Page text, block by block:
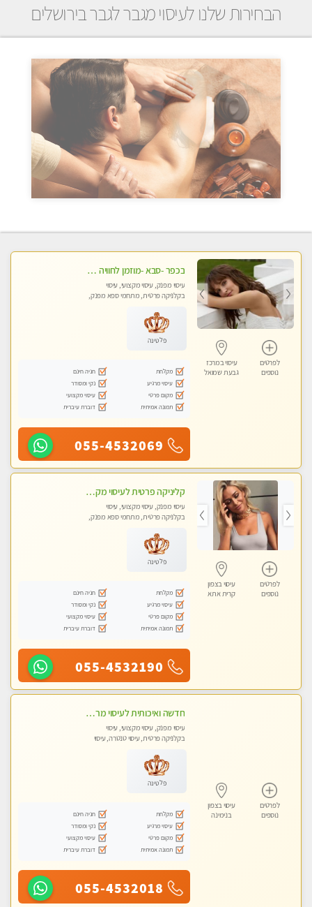
הבחירות שלנו לעיסוי מגבר לגבר בירושלים
לפרטים
נוספים
עיסוי במרכז
גבעת שמואל
בכפר -סבא -מוזמן לחוויה בלתי נשכחת!!!עיסוי מפנק ביותר מומלץ לחלוטין!!!
עיסוי מפנק, עיסוי מקצועי, עיסוי
בקלניקה פרטית, מתחמי ספא מפנק,
לנשים בלבד
פלטינה
מקלחת
חניה חינם
עיסוי מרגיע
נקי ומסודר
מקום פרטי
עיסוי מקצועי
תמונה אמיתית
דוברת עיברית
055-4532069
לפרטים
נוספים
עיסוי בצפון
קרית אתא
קליניקה פרטית לעיסוי מקצועי ואלטרנטיבי ברמה גבוהה VIP תתקשר ..... highly recommended..new in the city
עיסוי מפנק, עיסוי מקצועי, עיסוי
בקלניקה פרטית, מתחמי ספא מפנק,
טנטרה, עיסוי מגבר לגבר, עיסוי מגבר
לאישה
פלטינה
מקלחת
חניה חינם
עיסוי מרגיע
נקי ומסודר
מקום פרטי
עיסוי מקצועי
תמונה אמיתית
דוברת עיברית
055-4532190
לפרטים
נוספים
עיסוי בצפון
בנימינה
חדשה ואיכותית לעיסוי מרגיע ומפנק VIP-מומלץ לחלוטין! פרטי! ​​​​​​ Highly recommended
עיסוי מפנק, עיסוי מקצועי, עיסוי
בקלניקה פרטית, עיסוי טנטרה, עיסוי
פלטינה
מקלחת
חניה חינם
עיסוי מרגיע
נקי ומסודר
מקום פרטי
עיסוי מקצועי
תמונה אמיתית
דוברת עיברית
055-4532018